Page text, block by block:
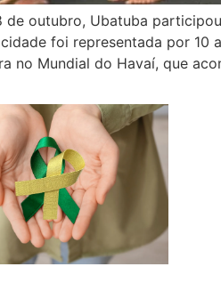
de outubro, Ubatuba
foi representada por
no Mundial do Havaí, que